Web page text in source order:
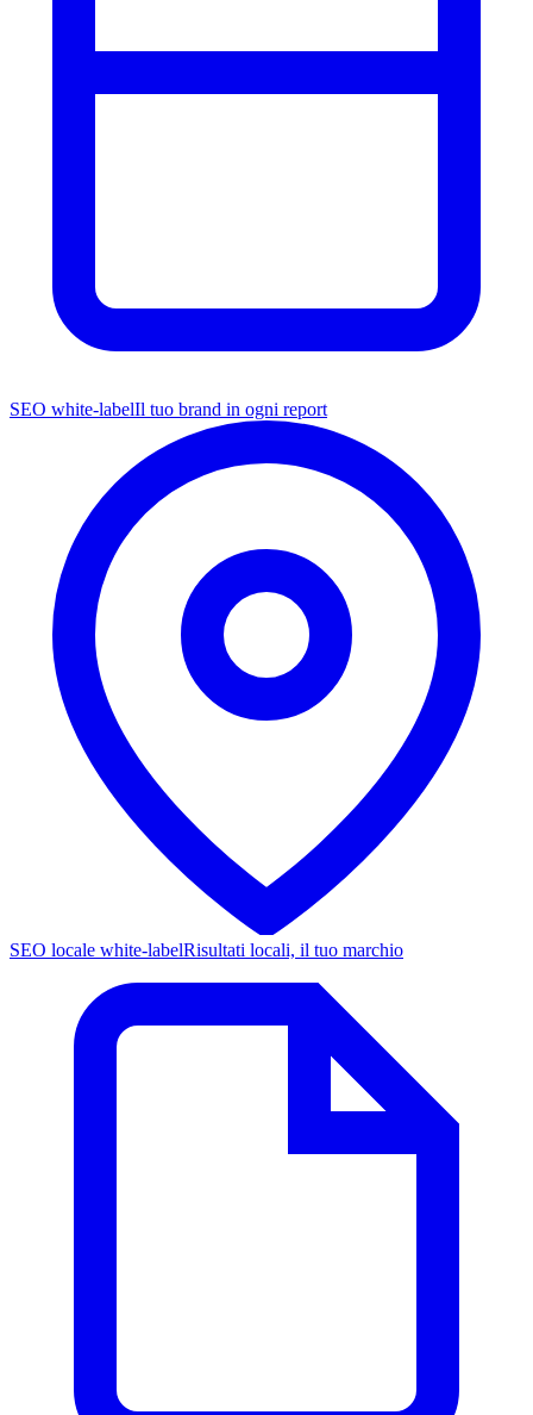
SEO white-labelIl tuo brand in ogni report
SEO locale white-labelRisultati locali, il tuo marchio